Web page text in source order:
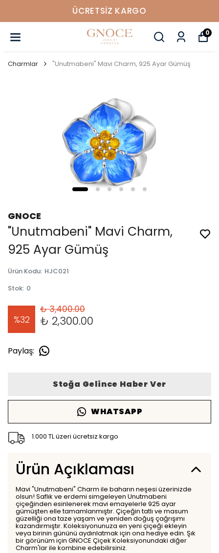
ÜCRETSIZ KARGO
0
Charmlar "Unutmabeni" Mavi Charm, 925 Ayar Gümüş
GNOCE
"Unutmabeni" Mavi Charm,
925 Ayar Gümüş
Ürün Kodu: HJC021
Stok: 0
%32
₺ 3,400.00
₺ 2,300.00
Paylaş:
Stoğa Gelince Haber Ver
WHATSAPP
1.000 TL üzeri ücretsiz kargo
Ürün Açıklaması
Mavi "Unutmabeni" Charm ile baharın neşesi üzerinizde
olsun! Saflık ve erdemi simgeleyen Unutmabeni
çiçeğinden esinlenerek mavi emayelerle 925 ayar
gümüşten elle tamamlanmıştır. Çiçeğin tatlı ve masum
güzelliği ona taze yaşam ve yeniden doğuş çağrışımı
kazandırmıştır. Koleksiyonunuza en yeni çiçeği ekleyin
veya birinin gününü aydınlatmak için ona hediye edin. Şık
bir görünüm için GNOCE Çiçek Koleksiyonundaki diğer
Charm'lar ile kombine edebilirsiniz.